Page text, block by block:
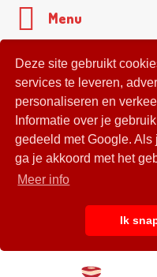
Deze site gebruikt
services te leveren,
personaliseren en
Informatie over je
gedeeld met Google. Als
ga je akkoord met het
Meer info
Ik
Menu